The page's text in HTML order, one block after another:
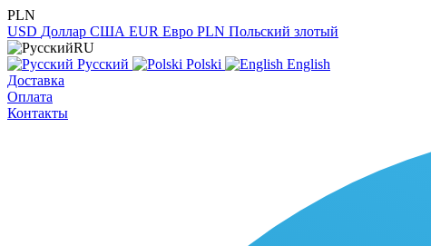
PLN
USD Доллар США EUR Евро PLN Польский злотый
RU
Русский
Polski
English
Доставка
Оплата
Контакты